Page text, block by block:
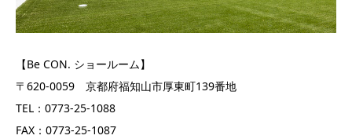
【Be CON. ショールーム】
〒620-0059 京都府福知山市厚東町139番地
TEL：0773-25-1088
FAX：0773-25-1087